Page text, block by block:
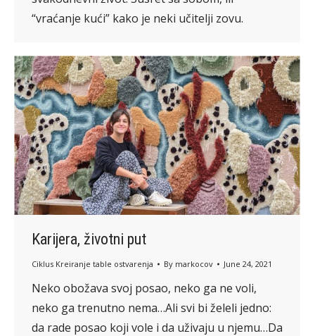
“vraćanje kući” kako je neki učitelji zovu.
Karijera, životni put
Ciklus Kreiranje table ostvarenja By markocov June 24, 2021
Neko obožava svoj posao, neko ga ne voli,
neko ga trenutno nema…Ali svi bi želeli jedno:
da rade posao koji vole i da uživaju u njemu…Da